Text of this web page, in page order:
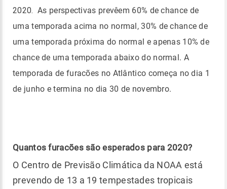
2020. As perspectivas prevêem 60% de chance de
uma temporada acima no normal, 30% de chance de
uma temporada próxima do normal e apenas 10% de
chance de uma temporada abaixo do normal. A
temporada de furacões no Atlântico começa no dia 1
de junho e termina no dia 30 de novembro.
Quantos furacões são esperados para 2020?
O Centro de Previsão Climática da NOAA está
prevendo de 13 a 19 tempestades tropicais